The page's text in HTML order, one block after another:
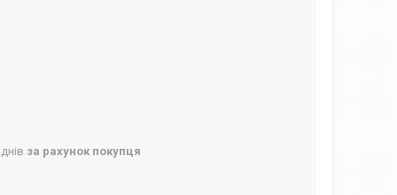
за рахунок покупця